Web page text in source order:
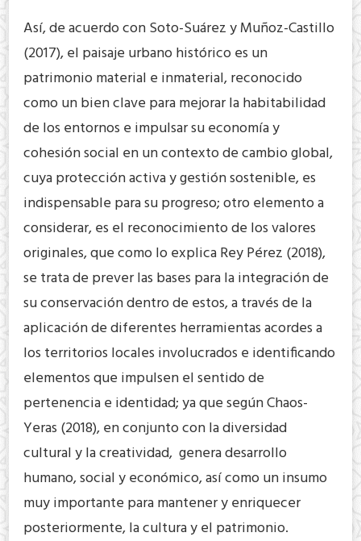
Así, de acuerdo con Soto-Suárez y Muñoz-Castillo
(2017), el paisaje urbano histórico es un
patrimonio material e inmaterial, reconocido
como un bien clave para mejorar la habitabilidad
de los entornos e impulsar su economía y
cohesión social en un contexto de cambio global,
cuya protección activa y gestión sostenible, es
indispensable para su progreso; otro elemento a
considerar, es el reconocimiento de los valores
originales, que como lo explica Rey Pérez (2018),
se trata de prever las bases para la integración de
su conservación dentro de estos, a través de la
aplicación de diferentes herramientas acordes a
los territorios locales involucrados e identificando
elementos que impulsen el sentido de
pertenencia e identidad; ya que según Chaos-
Yeras (2018), en conjunto con la diversidad
cultural y la creatividad, genera desarrollo
humano, social y económico, así como un insumo
muy importante para mantener y enriquecer
posteriormente, la cultura y el patrimonio.